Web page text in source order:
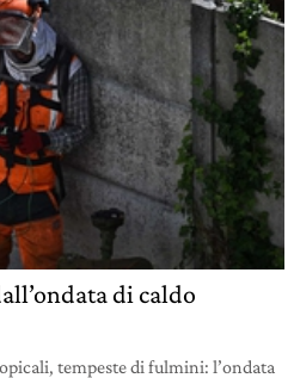
di caldo
tempeste di fulmini: l’ondata